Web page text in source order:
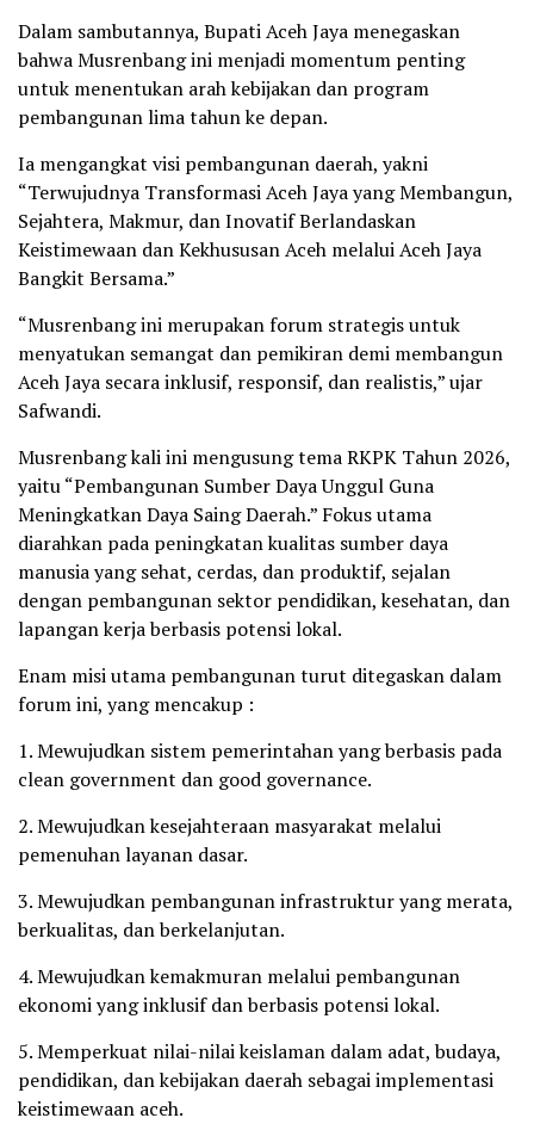
Dalam sambutannya, Bupati Aceh Jaya menegaskan
bahwa Musrenbang ini menjadi momentum penting
untuk menentukan arah kebijakan dan program
pembangunan lima tahun ke depan.
Ia mengangkat visi pembangunan daerah, yakni
“Terwujudnya Transformasi Aceh Jaya yang Membangun,
Sejahtera, Makmur, dan Inovatif Berlandaskan
Keistimewaan dan Kekhususan Aceh melalui Aceh Jaya
Bangkit Bersama.”
“Musrenbang ini merupakan forum strategis untuk
menyatukan semangat dan pemikiran demi membangun
Aceh Jaya secara inklusif, responsif, dan realistis,” ujar
Safwandi.
Musrenbang kali ini mengusung tema RKPK Tahun 2026,
yaitu “Pembangunan Sumber Daya Unggul Guna
Meningkatkan Daya Saing Daerah.” Fokus utama
diarahkan pada peningkatan kualitas sumber daya
manusia yang sehat, cerdas, dan produktif, sejalan
dengan pembangunan sektor pendidikan, kesehatan, dan
lapangan kerja berbasis potensi lokal.
Enam misi utama pembangunan turut ditegaskan dalam
forum ini, yang mencakup :
1. Mewujudkan sistem pemerintahan yang berbasis pada
clean government dan good governance.
2. Mewujudkan kesejahteraan masyarakat melalui
pemenuhan layanan dasar.
3. Mewujudkan pembangunan infrastruktur yang merata,
berkualitas, dan berkelanjutan.
4. Mewujudkan kemakmuran melalui pembangunan
ekonomi yang inklusif dan berbasis potensi lokal.
5. Memperkuat nilai-nilai keislaman dalam adat, budaya,
pendidikan, dan kebijakan daerah sebagai implementasi
keistimewaan aceh.